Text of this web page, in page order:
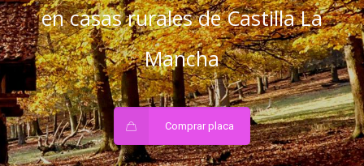
en casas rurales de Castilla La
Mancha
Comprar placa